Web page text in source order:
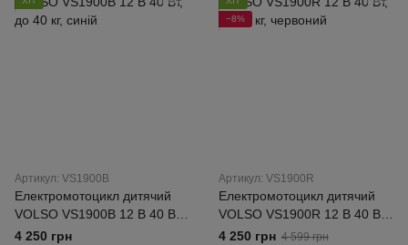
Артикул: VS1900B
Електромотоцикл дитячий
VOLSO VS1900B 12 В 40 Вт,
до 40 кг, синій
4 250 грн
−8%
Артикул: VS1900R
Електромотоцикл дитячий
VOLSO VS1900R 12 В 40 Вт,
до 40 кг, червоний
4 250 грн 4 599 грн